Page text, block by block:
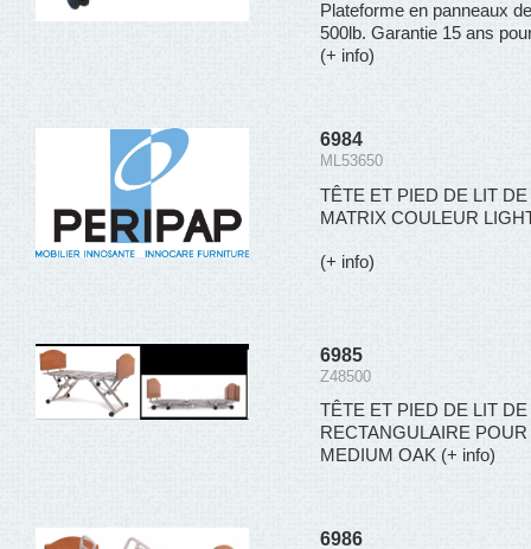
Plateforme en panneaux
500lb. Garantie 15 ans
(+ info)
6984
ML53650
TÊTE ET PIED DE LIT
MATRIX COULEUR
(+ info)
6985
Z48500
TÊTE ET PIED DE LIT
RECTANGULAIRE
MEDIUM OAK (+ info)
6986